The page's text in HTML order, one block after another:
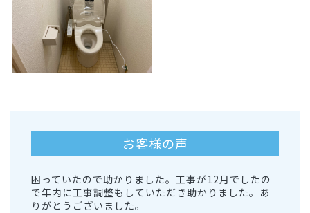
お客様の声
困っていたので助かりました。工事が12月でしたの
で年内に工事調整もしていただき助かりました。あ
りがとうございました。